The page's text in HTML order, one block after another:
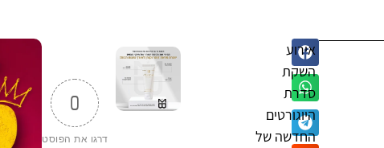
אירוע
השקת
סדרת
היוגורטים
החדשה של
0
דרגו את הפוסט